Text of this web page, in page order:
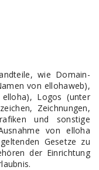
wie Domain-
von ellohaweb),
Logos (unter
Zeichnungen,
und sonstige
von elloha
Gesetze zu
der Einrichtung